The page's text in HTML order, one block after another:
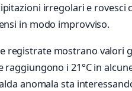
irregolari e rovesci
in modo improvviso.
registrate mostrano valori
raggiungono i 21°C in
anomala sta